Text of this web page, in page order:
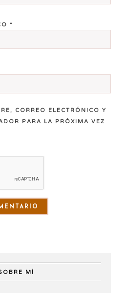
*
CORREO ELECTRÓNICO Y
PARA LA PRÓXIMA VEZ
MÍ